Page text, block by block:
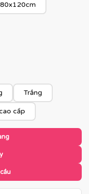
80x120cm
Trắng
cấp